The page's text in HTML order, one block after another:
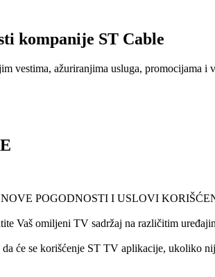
kompanije ST Cable
vestima, ažuriranjima usluga, promocijama
POGODNOSTI I USLOVI
Vaš omiljeni TV sadržaj na različitim
će se korišćenje ST TV aplikacije, ukoliko